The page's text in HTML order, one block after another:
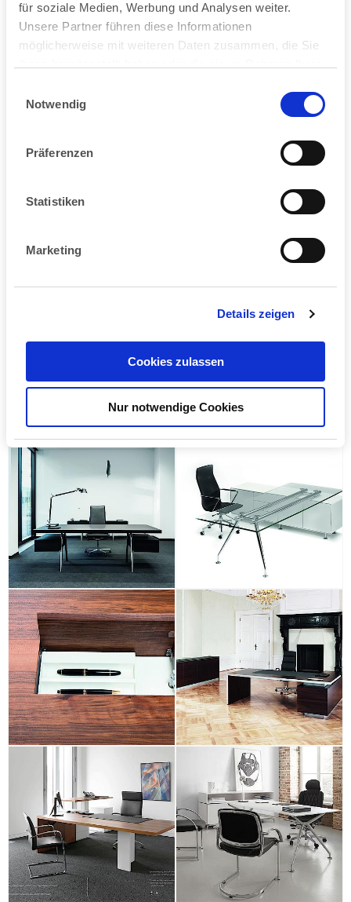
für soziale Medien, Werbung und Analysen weiter.
Unsere Partner führen diese Informationen
möglicherweise mit weiteren Daten zusammen, die Sie
Notwendig
Präferenzen
Statistiken
Marketing
Details zeigen
Cookies zulassen
Nur notwendige Cookies